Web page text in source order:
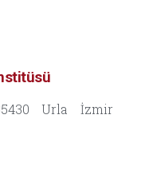
Urla İzmir